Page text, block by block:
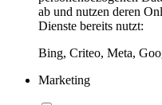
ab und nutzen deren
Dienste bereits nutzt:
Bing, Criteo, Meta,
Marketing